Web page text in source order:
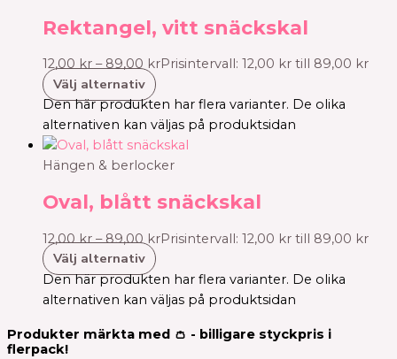
Rektangel, vitt snäckskal
12,00 kr – 89,00 krPrisintervall: 12,00 kr till 89,00 kr
Välj alternativ
Den här produkten har flera varianter. De olika
alternativen kan väljas på produktsidan
Hängen & berlocker
Oval, blått snäckskal
12,00kr – 89,00 krPrisintervall: 12,00 kr till 89,00 kr
Välj alternativ
Den här produkten har flera varianter. De olika
alternativen kan väljas på produktsidan
Produkter märkta med 👛 - billigare styckpris i
flerpack!